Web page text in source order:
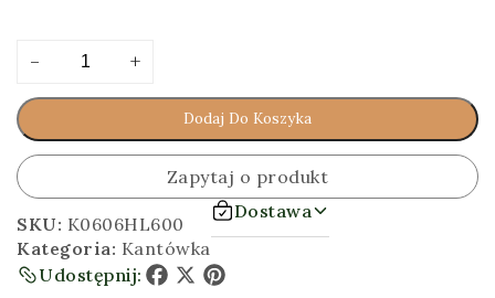
-
Kantówka
6x6x600
[cm]
Heblowana
+
Dodaj Do Koszyka
Alternative:
Zapytaj o produkt
SKU: K0606HL600
Kategoria: Kantówka
Dostawa
Udostępnij: